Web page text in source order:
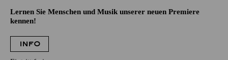
Lernen Sie Menschen und Musik unserer neuen Premiere
kennen!
INFO